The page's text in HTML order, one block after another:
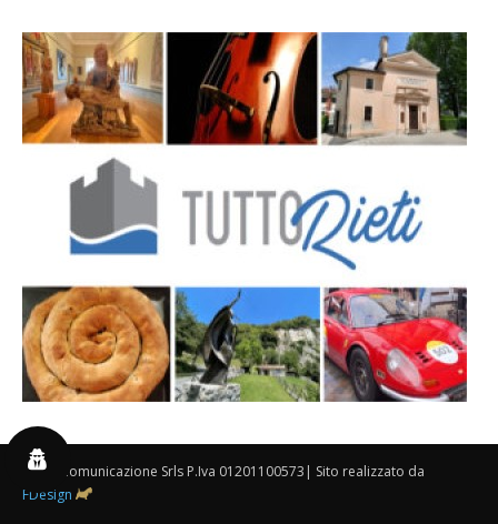
By 3P Comunicazione Srls P.Iva 01201100573| Sito realizzato da
FDesign